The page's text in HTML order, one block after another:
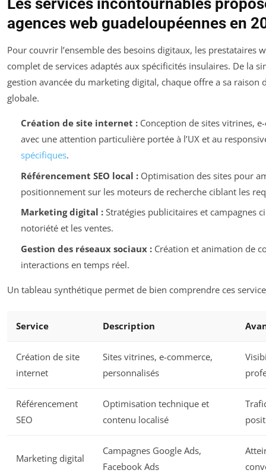
Les services incontournables
agences web guadeloupéennes en
Pour couvrir l’ensemble des besoins digitaux, les prestataires
complet de services adaptés aux spécificités insulaires. De la
gestion avancée du marketing digital, chaque offre a sa raison
globale.
Création de site internet :Conception de sites vitrines,
avec une attention particulière portée à l’UX et au
spécifiques.
Référencement SEO local :Optimisation des sites pour
positionnement sur les moteurs de recherche ciblant les
Marketing digital :Stratégies publicitaires et campagnes
notoriété et les ventes.
Gestion des réseaux sociaux :Création et animation de
interactions en temps réel.
Un tableau synthétique permet de bien comprendre ces
Service Description
Création de site
internet
Sites vitrines, e-commerce,
personnalisés
Référencement
SEO
Optimisation technique et
contenu localisé
Marketing digital
Campagnes Google Ads,
Facebook Ads